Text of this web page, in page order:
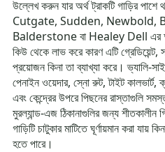
উল্লেখ করুন যার অর্থ ট্রাকটি গাড়ির
Cutgate, Sudden, Newbold,
Balderstone বা Healey Dell এর
কিউ থেকে লাভ করে কারণ এটি গ্রেডিয়েন্ট,
প্রয়োজন কিনা তা ব্যাখ্যা করে। ভ্যালি-
পেনাইন ওয়েদার, স্নো রুট, টাইট কালভার্ট,
এবং কেন্দ্রের উপরে পিছনের রাস্তাগুলি
মুরল্যান্ড-এজ ঠিকানাগুলির জন্য শীতকালীন
গাড়িটি চাটুকার মাটিতে ঘূর্ণায়মান করা
হতে পারে।